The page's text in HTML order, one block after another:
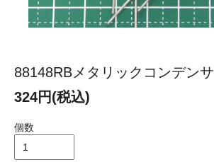
88148RBメタリックコンデンサ
324円(税込)
個数